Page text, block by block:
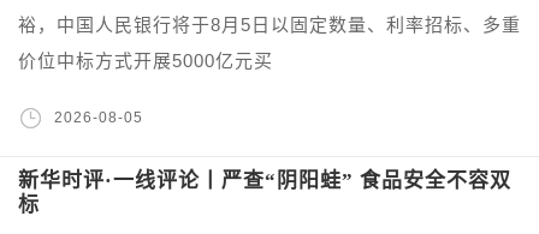
裕，中国人民银行将于8月5日以固定数量、利率招标、多重
价位中标方式开展5000亿元买
2026-08-05
新华时评·一线评论丨严查“阴阳蛙” 食品安全不容双
标